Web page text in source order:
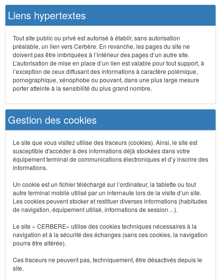
Liens hypertextes
Tout site public ou privé est autorisé à établir, sans autorisation
préalable, un lien vers Cerbère. En revanche, les pages du site ne
doivent pas être imbriquées à l’intérieur des pages d’un autre site.
L’autorisation de mise en place d’un lien est valable pour tout support, à
l’exception de ceux diffusant des informations à caractère polémique,
pornographique, xénophobe ou pouvant, dans une plus large mesure
porter atteinte à la sensibilité du plus grand nombre.
Gestion des cookies
Le site que vous visitez utilise des traceurs (cookies). Ainsi, le site est
susceptible d'accéder à des informations déjà stockées dans votre
équipement terminal de communications électroniques et d’y inscrire des
informations.
Un cookie est un fichier téléchargé sur l’ordinateur, la tablette ou tout
autre terminal mobile utilisé par un internaute lors de la visite d’un site.
Les cookies peuvent stocker et restituer diverses informations (habitudes
de navigation, équipement utilisé, informations de session…).
Le site « CERBERE» utilise des cookies techniques nécessaires à la
navigation et à la sécurité des échanges (sans ces cookies, la navigation
pourra être altérée).
Ces traceurs ne peuvent pas, techniquement, être désactivés depuis le
site.